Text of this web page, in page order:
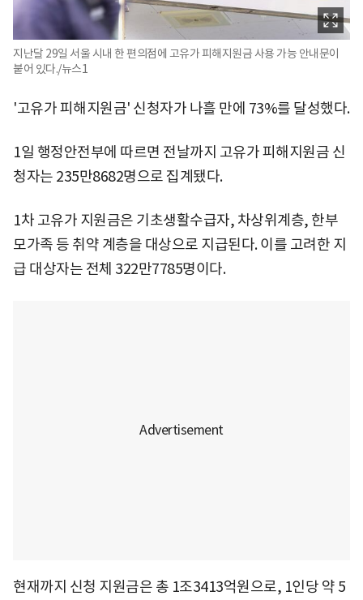
지난달 29일 서울 시내 한 편의점에 고유가 피해지원금 사용 가능 안내문이
붙어 있다./뉴스1
'고유가 피해지원금' 신청자가 나흘 만에 73%를 달성했다.
1일 행정안전부에 따르면 전날까지 고유가 피해지원금 신
청자는 235만8682명으로 집계됐다.
1차 고유가 지원금은 기초생활수급자, 차상위계층, 한부
모가족 등 취약 계층을 대상으로 지급된다. 이를 고려한 지
급 대상자는 전체 322만7785명이다.
현재까지 신청 지원금은 총 1조3413억원으로, 1인당 약 5